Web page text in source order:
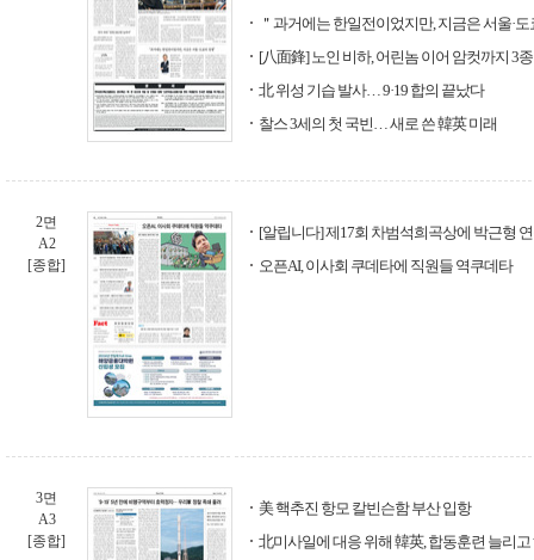
＂과거에는 한일전이었지만, 지금은 서울·
[八面鋒] 노인 비하, 어린놈 이어 암컷까지 3
北 위성 기습 발사… 9·19 합의 끝났다
찰스 3세의 첫 국빈… 새로 쓴 韓英 미래
2면
A2
[종합]
[알립니다] 제17회 차범석희곡상에 박근형
오픈AI, 이사회 쿠데타에 직원들 역쿠데타
3면
A3
[종합]
美 핵추진 항모 칼빈슨함 부산 입항
北미사일에 대응 위해 韓英, 합동훈련 늘리